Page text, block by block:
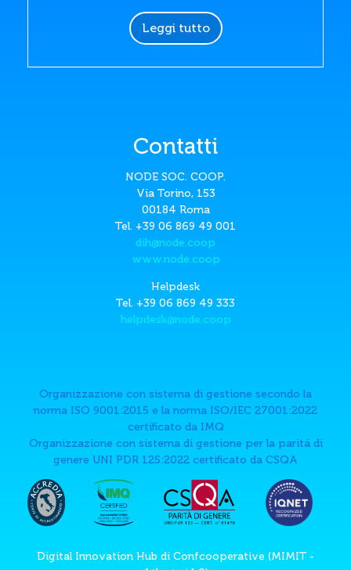
Leggi tutto
Contatti
NODE SOC. COOP.
Via Torino, 153
00184 Roma
Tel. +39 06 869 49 001
dih@node.coop
www.node.coop
Helpdesk
Tel. +39 06 869 49 333
helpdesk@node.coop
Organizzazione con sistema di gestione secondo la
norma ISO 9001:2015 e la norma ISO/IEC 27001:2022
certificato da IMQ
Organizzazione con sistema di gestione per la paritá di
genere UNI PDR 125:2022 certificato da CSQA
Digital Innovation Hub di Confcooperative (MIMIT -